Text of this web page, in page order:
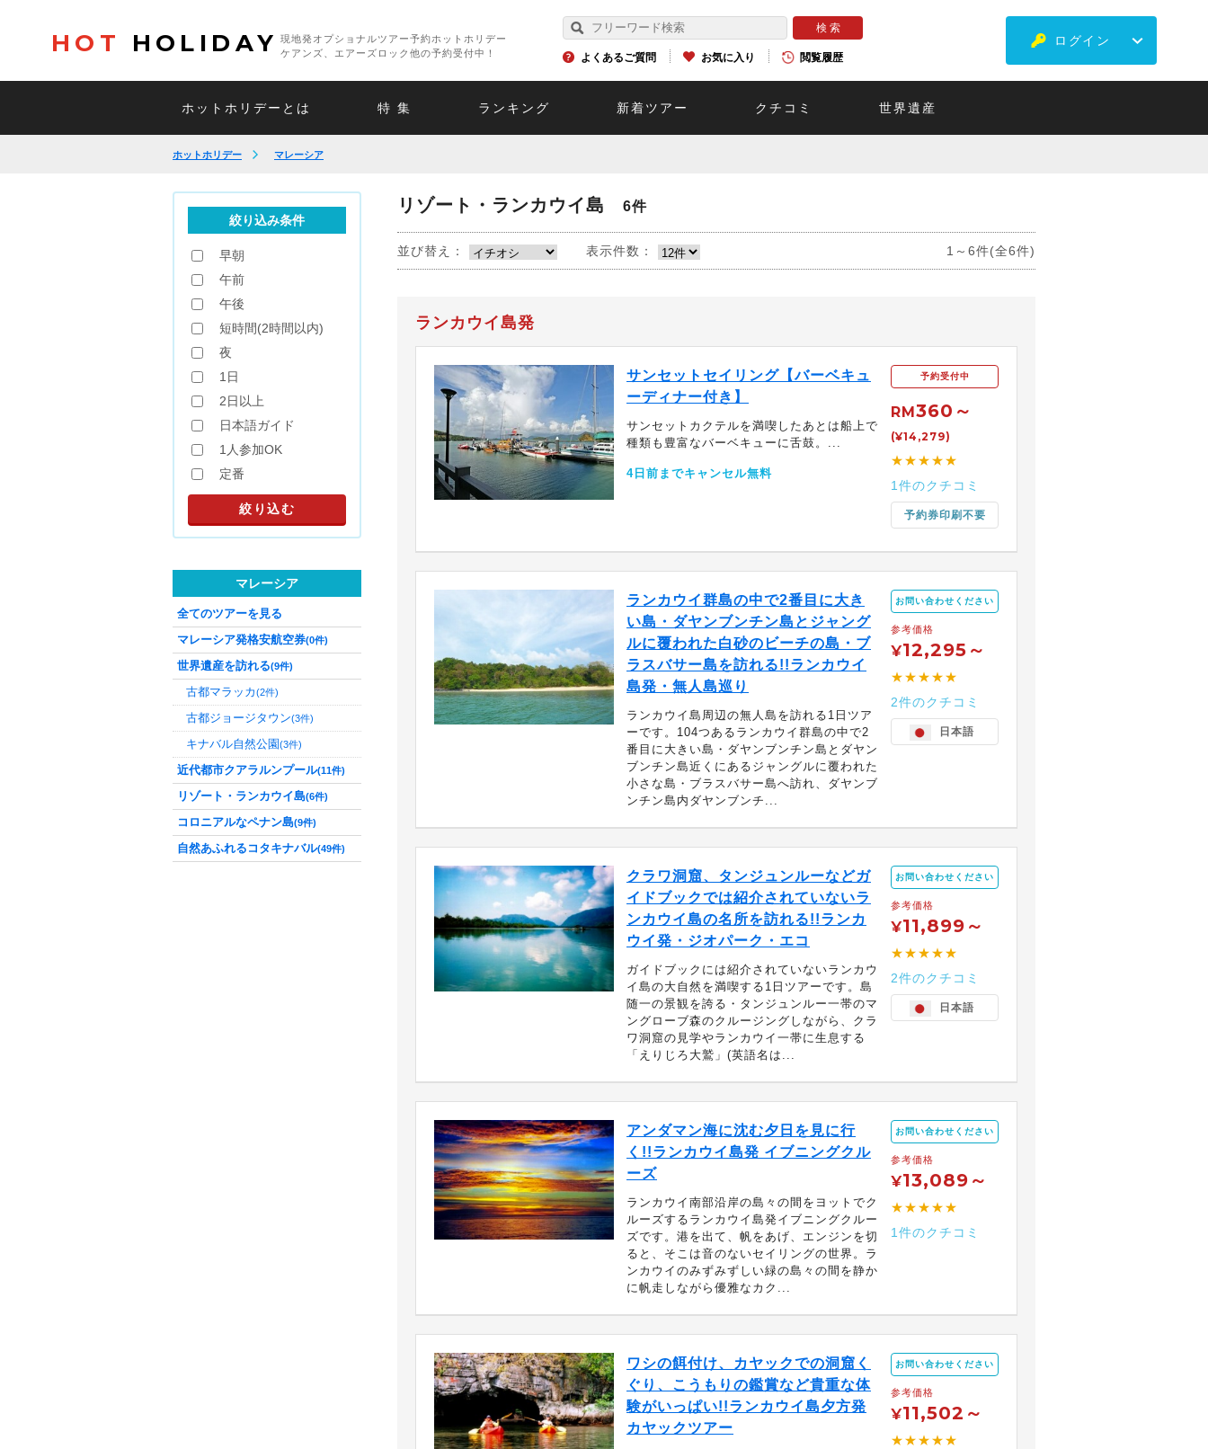
HOT HOLIDAY
現地発オプショナルツアー予約ホットホリデー
ケアンズ、エアーズロック他の予約受付中！
よくあるご質問 お気に入り 閲覧履歴
ログイン
ホットホリデーとは 特 集 ランキング 新着ツアー クチコミ 世界遺産
ホットホリデー マレーシア
リゾート・ランカウイ島 6件
並び替え： 表示件数： 1～6件(全6件)
ランカウイ島発
サンセットセイリング【バーベキュ
ーディナー付き】
サンセットカクテルを満喫したあとは船上で
種類も豊富なバーベキューに舌鼓。...
4日前までキャンセル無料
予約受付中
RM 360～
(¥14,279)
★★★★★
1件のクチコミ
予約券印刷不要
ランカウイ群島の中で2番目に大き
い島・ダヤンブンチン島とジャング
ルに覆われた白砂のビーチの島・ブ
ラスバサー島を訪れる!!ランカウイ
島発・無人島巡り
ランカウイ島周辺の無人島を訪れる1日ツア
ーです。104つあるランカウイ群島の中で2
番目に大きい島・ダヤンブンチン島とダヤン
ブンチン島近くにあるジャングルに覆われた
小さな島・ブラスバサー島へ訪れ、ダヤンブ
ンチン島内ダヤンブンチ...
お問い合わせください
参考価格
¥12,295～
★★★★★
2件のクチコミ
日本語
クラワ洞窟、タンジュンルーなどガ
イドブックでは紹介されていないラ
ンカウイ島の名所を訪れる!!ランカ
ウイ発・ジオパーク・エコ
ガイドブックには紹介されていないランカウ
イ島の大自然を満喫する1日ツアーです。島
随一の景観を誇る・タンジュンルー一帯のマ
ングローブ森のクルージングしながら、クラ
ワ洞窟の見学やランカウイ一帯に生息する
「えりじろ大鷲」(英語名は...
お問い合わせください
参考価格
¥11,899～
★★★★★
2件のクチコミ
日本語
アンダマン海に沈む夕日を見に行
く!!ランカウイ島発 イブニングクル
ーズ
ランカウイ南部沿岸の島々の間をヨットでク
ルーズするランカウイ島発イブニングクルー
ズです。港を出て、帆をあげ、エンジンを切
ると、そこは音のないセイリングの世界。ラ
ンカウイのみずみずしい緑の島々の間を静か
に帆走しながら優雅なカク...
お問い合わせください
参考価格
¥13,089～
★★★★★
1件のクチコミ
ワシの餌付け、カヤックでの洞窟く
ぐり、こうもりの鑑賞など貴重な体
験がいっぱい!!ランカウイ島夕方発
カヤックツアー
お問い合わせください
参考価格
¥11,502～
★★★★★
絞り込み条件
早朝
午前
午後
短時間(2時間以内)
夜
1日
2日以上
日本語ガイド
1人参加OK
定番
マレーシア
全てのツアーを見る
マレーシア発格安航空券(0件)
世界遺産を訪れる(9件)
古都マラッカ(2件)
古都ジョージタウン(3件)
キナバル自然公園(3件)
近代都市クアラルンプール(11件)
リゾート・ランカウイ島(6件)
コロニアルなペナン島(9件)
自然あふれるコタキナバル(49件)